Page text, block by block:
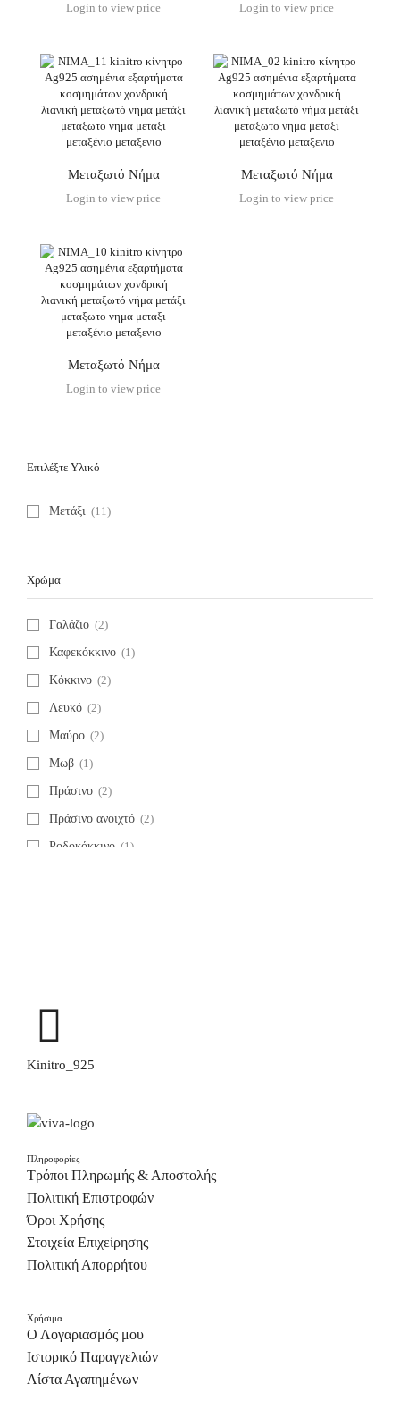
Login to view price Login to view price
Μεταξωτό Νήμα
Login to view price
Μεταξωτό Νήμα
Login to view price
Μεταξωτό Νήμα
Login to view price
Επιλέξτε Υλικό
Μετάξι (11)
Χρώμα
Γαλάζιο (2)
Καφεκόκκινο (1)
Κόκκινο (2)
Λευκό (2)
Μαύρο (2)
Μωβ (1)
Πράσινο (2)
Πράσινο ανοιχτό (2)
Ροδοκόκκινο (1)
Kinitro_925
Πληροφορίες
Τρόποι Πληρωμής & Αποστολής
Πολιτική Επιστροφών
Όροι Χρήσης
Στοιχεία Επιχείρησης
Πολιτική Απορρήτου
Χρήσιμα
Ο Λογαριασμός μου
Ιστορικό Παραγγελιών
Λίστα Αγαπημένων